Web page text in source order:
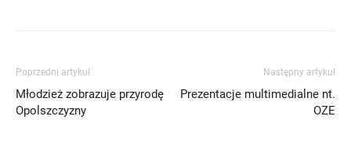
Poprzedni artykuł
Młodzież zobrazuje przyrodę
Opolszczyzny
Następny artykuł
Prezentacje multimedialne nt.
OZE